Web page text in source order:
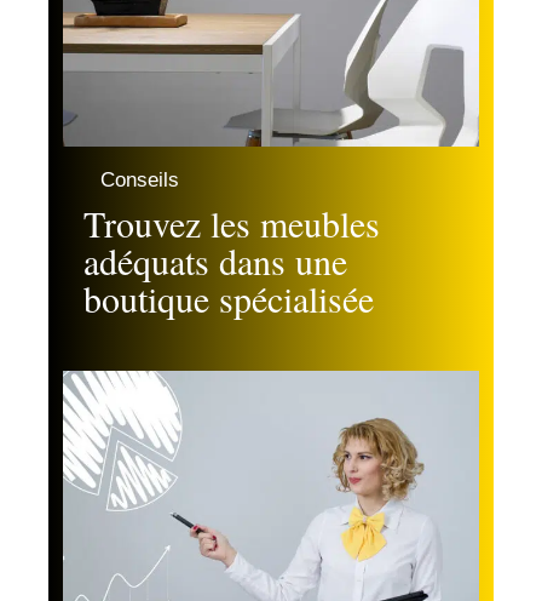
Conseils
Trouvez les meubles
adéquats dans une
boutique spécialisée